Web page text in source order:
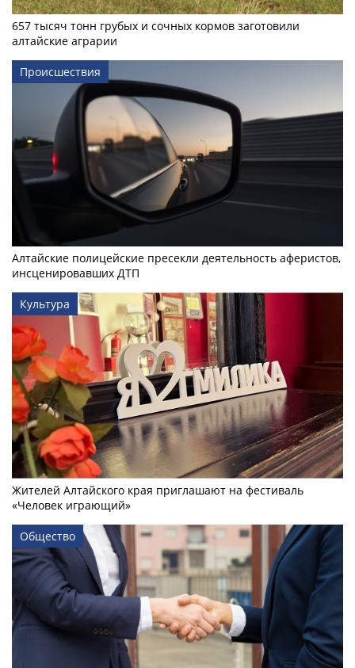
657 тысяч тонн грубых и сочных кормов заготовили
алтайские аграрии
Происшествия
Алтайские полицейские пресекли деятельность аферистов,
инсценировавших ДТП
Культура
Жителей Алтайского края приглашают на фестиваль
«Человек играющий»
Общество